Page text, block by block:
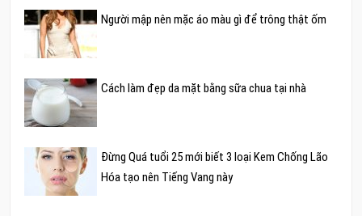
Người mập nên mặc áo màu gì để trông thật ốm
Cách làm đẹp da mặt bằng sữa chua tại nhà
Đừng Quá tuổi 25 mới biết 3 loại Kem Chống Lão
Hóa tạo nên Tiếng Vang này